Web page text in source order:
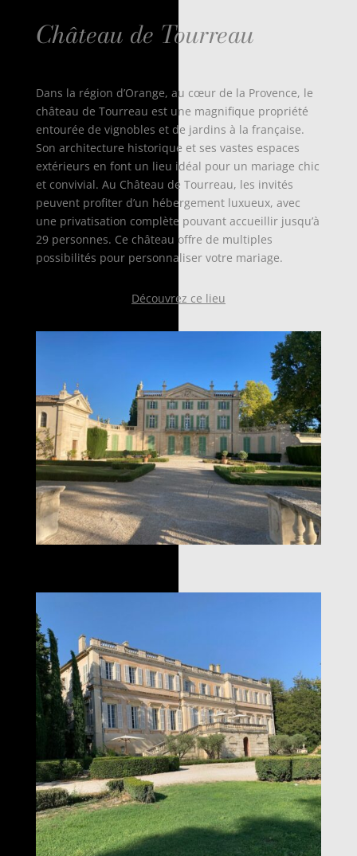
Château de Tourreau
Dans la région d’Orange, au cœur de la Provence, le
château de Tourreau est une magnifique propriété
entourée de vignobles et de jardins à la française.
Son architecture historique et ses vastes espaces
extérieurs en font un lieu idéal pour un mariage chic
et convivial. Au Château de Tourreau, les invités
peuvent profiter d’un hébergement luxueux, avec
une privatisation complète pouvant accueillir jusqu’à
29 personnes. Ce château offre de multiples
possibilités pour personnaliser votre mariage.
Découvrez ce lieu